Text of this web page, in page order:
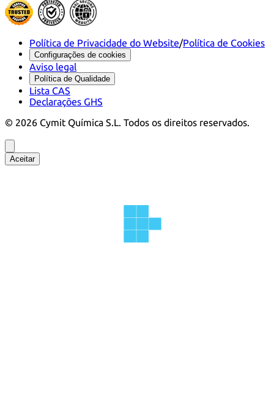
Política de Privacidade do Website/Política de Cookies
Configurações de cookies
Aviso legal
Política de Qualidade
Lista CAS
Declarações GHS
© 2026 Cymit Química S.L. Todos os direitos reservados.
Aceitar